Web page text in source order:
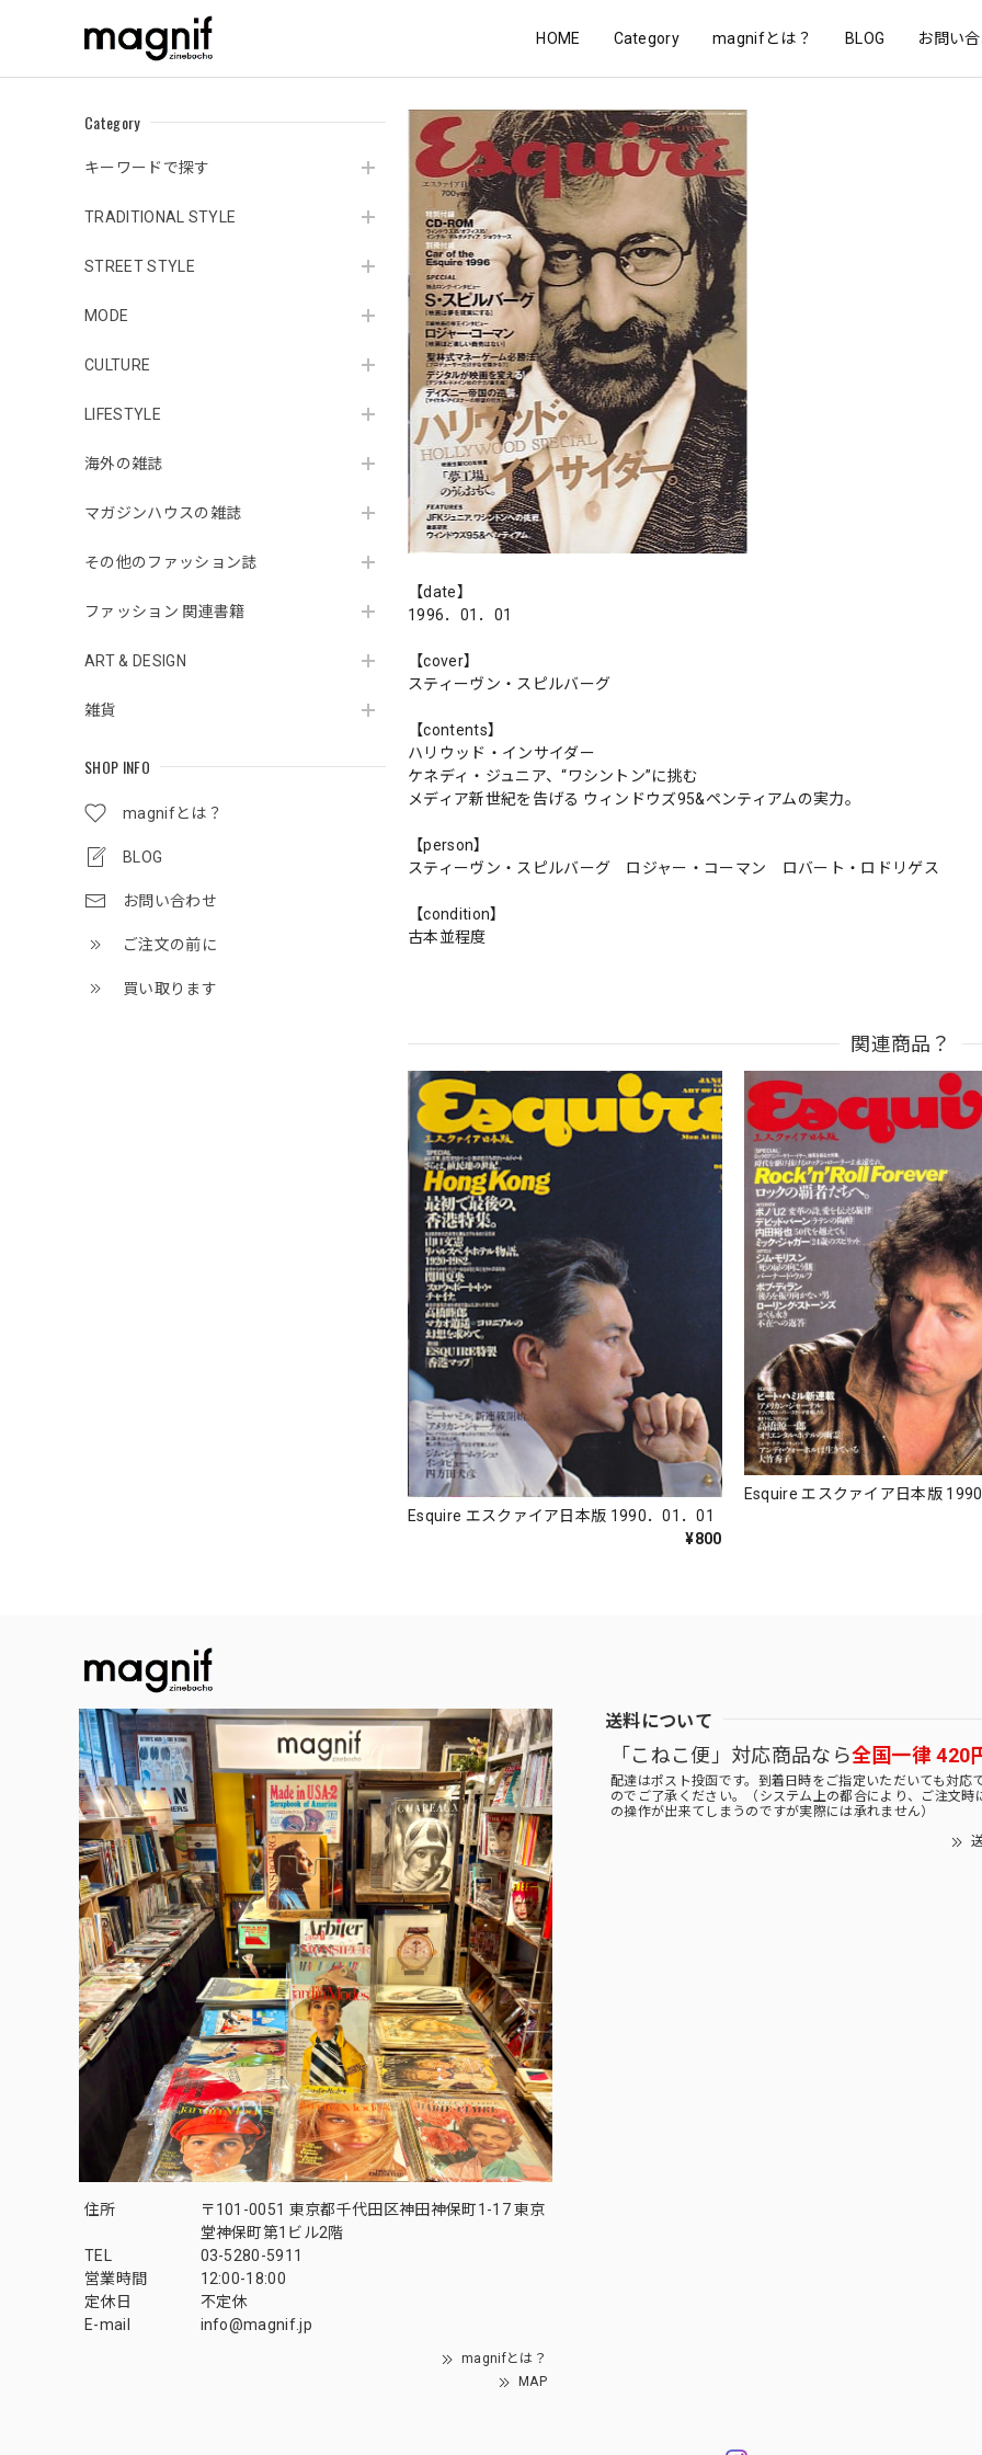
HOME Category magnifとは？ BLOG お問い
Category
キーワードで探す
TRADITIONAL STYLE
STREET STYLE
MODE
CULTURE
LIFESTYLE
海外の雑誌
マガジンハウスの雑誌
その他のファッション誌
ファッション 関連書籍
ART & DESIGN
雑貨
SHOP INFO
magnifとは？
BLOG
お問い合わせ
ご注文の前に
買い取ります
【date】
1996．01．01
【cover】
スティーヴン・スピルバーグ
【contents】
ハリウッド・インサイダー
ケネディ・ジュニア、“ワシントン”に挑む
メディア新世紀を告げる ウィンドウズ95&ペンティアムの実力。
【person】
スティーヴン・スピルバーグ ロジャー・コーマン ロバート・ロドリゲス
【condition】
古本並程度
関連商品？
Esquire エスクァイア日本版 1990．01．01
¥800
Esquire エスクァイア日本版
住所
〒101-0051 東京都千代田区神田神保町1-17 東京
堂神保町第1ビル2階
TEL
03-5280-5911
営業時間
12:00-18:00
定休日
不定休
E-mail
info@magnif.jp
magnifとは？
MAP
送料について
「こねこ便」対応商品なら全国一律 420
配達はポスト投函です。到着日時をご指定いただいても対応
のでご了承ください。（システム上の都合により、ご注文時
の操作が出来てしまうのですが実際には承れません）